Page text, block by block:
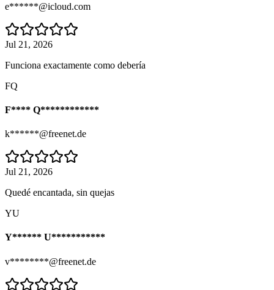
e******@icloud.com
Jul 21, 2026
Funciona exactamente como debería
FQ
F**** Q************
k******@freenet.de
Jul 21, 2026
Quedé encantada, sin quejas
YU
Y****** U***********
v********@freenet.de